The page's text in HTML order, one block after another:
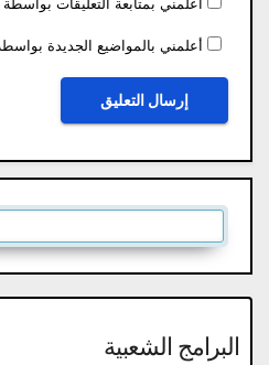
أعلمني بمتابعة التعليقات بواسطة
أعلمني بالمواضيع الجديدة بواسطة
البرامج الشعبية